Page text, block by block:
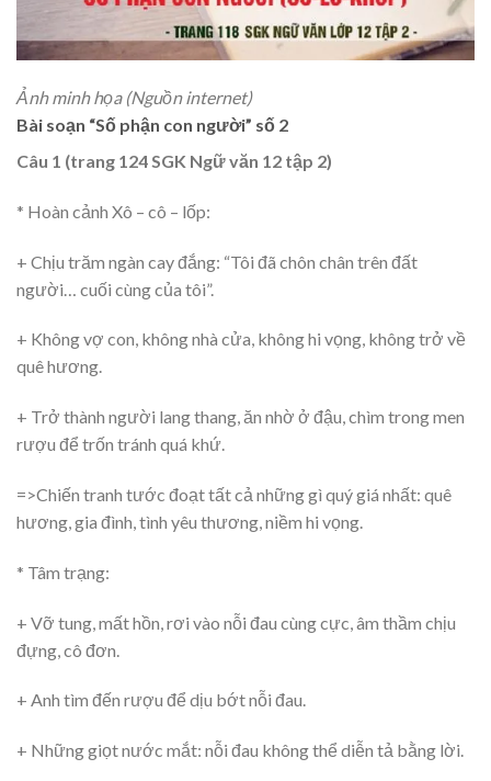
Ảnh minh họa (Nguồn internet)
Bài soạn “Số phận con người” số 2
Câu 1 (trang 124 SGK Ngữ văn 12 tập 2)
* Hoàn cảnh Xô – cô – lốp:
+ Chịu trăm ngàn cay đắng: “Tôi đã chôn chân trên đất
người… cuối cùng của tôi”.
+ Không vợ con, không nhà cửa, không hi vọng, không trở về
quê hương.
+ Trở thành người lang thang, ăn nhờ ở đậu, chìm trong men
rượu để trốn tránh quá khứ.
=>Chiến tranh tước đoạt tất cả những gì quý giá nhất: quê
hương, gia đình, tình yêu thương, niềm hi vọng.
* Tâm trạng:
+ Vỡ tung, mất hồn, rơi vào nỗi đau cùng cực, âm thầm chịu
đựng, cô đơn.
+ Anh tìm đến rượu để dịu bớt nỗi đau.
+ Những giọt nước mắt: nỗi đau không thể diễn tả bằng lời.